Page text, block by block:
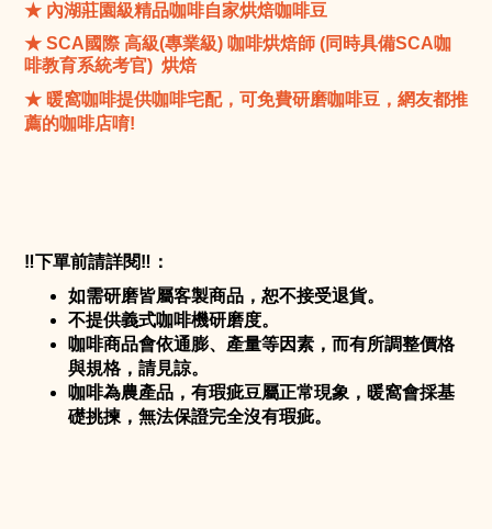
★ 內湖莊園級精品咖啡自家烘焙咖啡豆
★ SCA 國際 高級(專業級) 咖啡烘焙師 (同時具備SCA咖
啡教育系統考官) 烘焙
★ 暖窩咖啡提供咖啡宅配，可免費研磨咖啡豆，網友都推
薦的咖啡店唷!
‼️下單前請詳閱‼️ ：
如需研磨皆屬客製商品，恕不接受退貨。
不提供義式咖啡機研磨度。
咖啡商品會依通膨、產量等因素，而有所調整價格
與規格，請見諒。
咖啡為農產品，有瑕疵豆屬正常現象，暖窩會採基
礎挑揀，無法保證完全沒有瑕疵。